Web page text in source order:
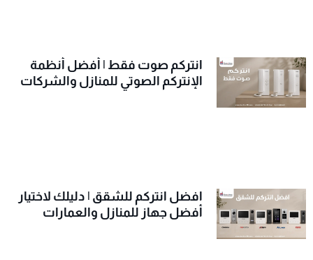
انتركم صوت فقط | أفضل أنظمة
الإنتركم الصوتي للمنازل والشركات
افضل انتركم للشقق | دليلك لاختيار
أفضل جهاز للمنازل والعمارات